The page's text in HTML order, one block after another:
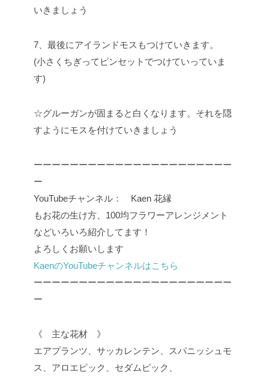
いきましょう
7、最後にアイランドモスもつけていきます。
(小さくちぎってピンセットでつけていっていま
す)
☆グルーガンが固まると白くなります。それを隠
すようにモスを付けていきましょう
ーーーーーーーーーーーーーーーーーーーーーー
ー
YouTubeチャンネル： Kaen 花縁
もお花の生け方、100均フラワーアレンジメント
などいろいろ紹介してます！
よろしくお願いします
KaenのYouTubeチャンネルはこちら
ーーーーーーーーーーーーーーーーーーーーーー
ー
《 主な花材 》
エアプランツ、サッカレンテン、スパニッシュモ
ス、アロエピック、セダムピック、